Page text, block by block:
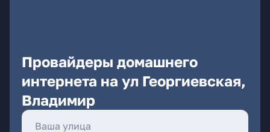
Провайдеры домашнего
интернета на ул Георгиевская,
Владимир